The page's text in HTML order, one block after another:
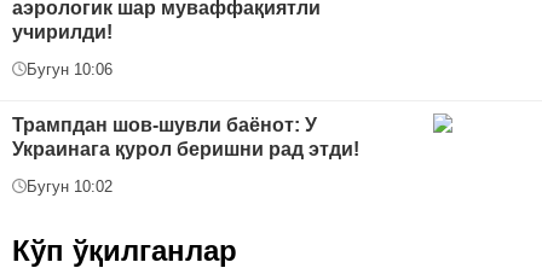
аэрологик шар муваффақиятли
учирилди!
Бугун 10:06
Трампдан шов-шувли баёнот: У
Украинага қурол беришни рад этди!
Бугун 10:02
Кўп ўқилганлар